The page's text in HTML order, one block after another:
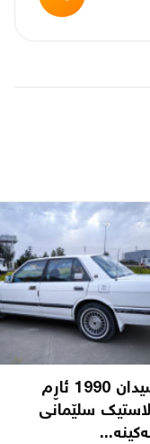
سیدان 1990 ئاڕم
سلێمانی